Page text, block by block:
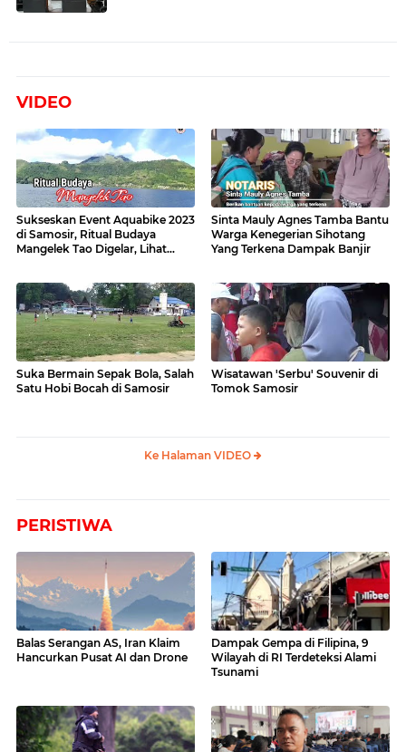
VIDEO
Sukseskan Event Aquabike 2023
di Samosir, Ritual Budaya
Mangelek Tao Digelar, Lihat
Sinta Mauly Agnes Tamba Bantu
Warga Kenegerian Sihotang
Yang Terkena Dampak Banjir
Suka Bermain Sepak Bola, Salah
Satu Hobi Bocah di Samosir
Wisatawan 'Serbu' Souvenir di
Tomok Samosir
Ke Halaman VIDEO
PERISTIWA
Balas Serangan AS, Iran Klaim
Hancurkan Pusat AI dan Drone
Dampak Gempa di Filipina, 9
Wilayah di RI Terdeteksi Alami
Tsunami